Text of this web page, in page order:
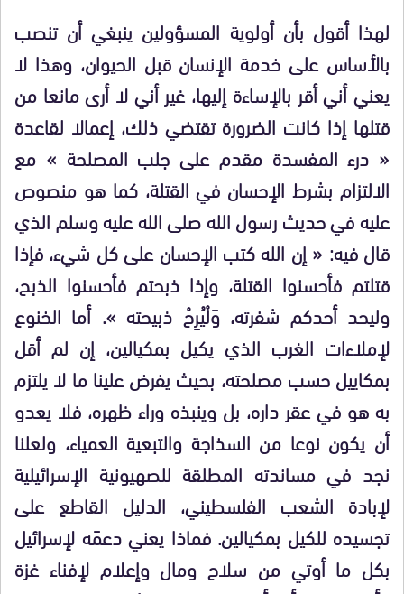
لهذا أقول بأن أولوية المسؤولين ينبغي أن تنصب
بالأساس على خدمة الإنسان قبل الحيوان، وهذا لا
يعني أني أقر بالإساءة إليها، غير أني لا أرى مانعا من
قتلها إذا كانت الضرورة تقتضي ذلك، إعمالا لقاعدة
« درء المفسدة مقدم على جلب المصلحة » مع
الالتزام بشرط الإحسان في القتلة، كما هو منصوص
عليه في حديث رسول الله صلى الله عليه وسلم الذي
قال فيه: « إن الله كتب الإحسان على كل شيء، فإذا
قتلتم فأحسنوا القتلة، وإذا ذبحتم فأحسنوا الذبح،
وليحد أحدكم شفرته، وَلْيُرِحْ ذبيحته ». أما الخنوع
لإملاءات الغرب الذي يكيل بمكيالين، إن لم أقل
بمكاييل حسب مصلحته، بحيث يفرض علينا ما لا يلتزم
به هو في عقر داره، بل وينبذه وراء ظهره، فلا يعدو
أن يكون نوعا من السذاجة والتبعية العمياء، ولعلنا
نجد في مساندته المطلقة للصهيونية الإسرائيلية
لإبادة الشعب الفلسطيني، الدليل القاطع على
تجسيده للكيل بمكيالين. فماذا يعني دعمَه لإسرائيل
بكل ما أوتي من سلاح ومال وإعلام لإفناء غزة